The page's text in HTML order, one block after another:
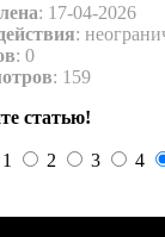
: 17-04-2026
:
: 0
: 159
статью!
1 2 3 4